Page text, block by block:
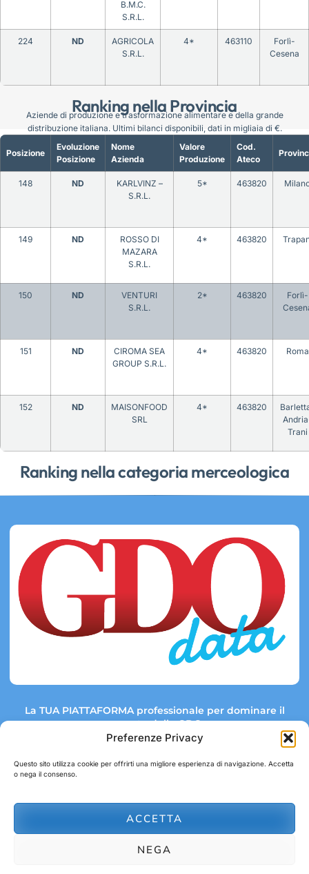
Preferenze Privacy
Questo sito utilizza cookie per offrirti una migliore esperienza di navigazione. Accetta
o nega il consenso.
ACCETTA
NEGA
Ranking nella Provincia
B.M.C.
S.R.L.
224 ND
AGRICOLA
S.R.L.
4* 463110
Forlì-
Cesena
Ranking nella categoria merceologica
Posizione
Evoluzione
Posizione
Nome
Azienda
Valore
Produzione
Cod.
Ateco
148 ND
KARLVINZ –
S.R.L.
5* 463820
149 ND
ROSSO DI
MAZARA
S.R.L.
4* 463820
150 ND
VENTURI
S.R.L.
2* 463820
Forlì-
151 ND
CIROMA SEA
GROUP S.R.L.
4* 463820 Roma
152 ND
MAISONFOOD
SRL
4* 463820
Trani
Aziende di produzione e trasformazione alimentare e della grande
distribuzione italiana. Ultimi bilanci disponibili, dati in migliaia di €.
La TUA PIATTAFORMA professionale per dominare il
mercato della GDO.
Link rapidi:
abbonamenti@gdodata.it